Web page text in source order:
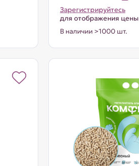
Зарегистрируйтесь
для отображения цены
В наличии >1000 шт.